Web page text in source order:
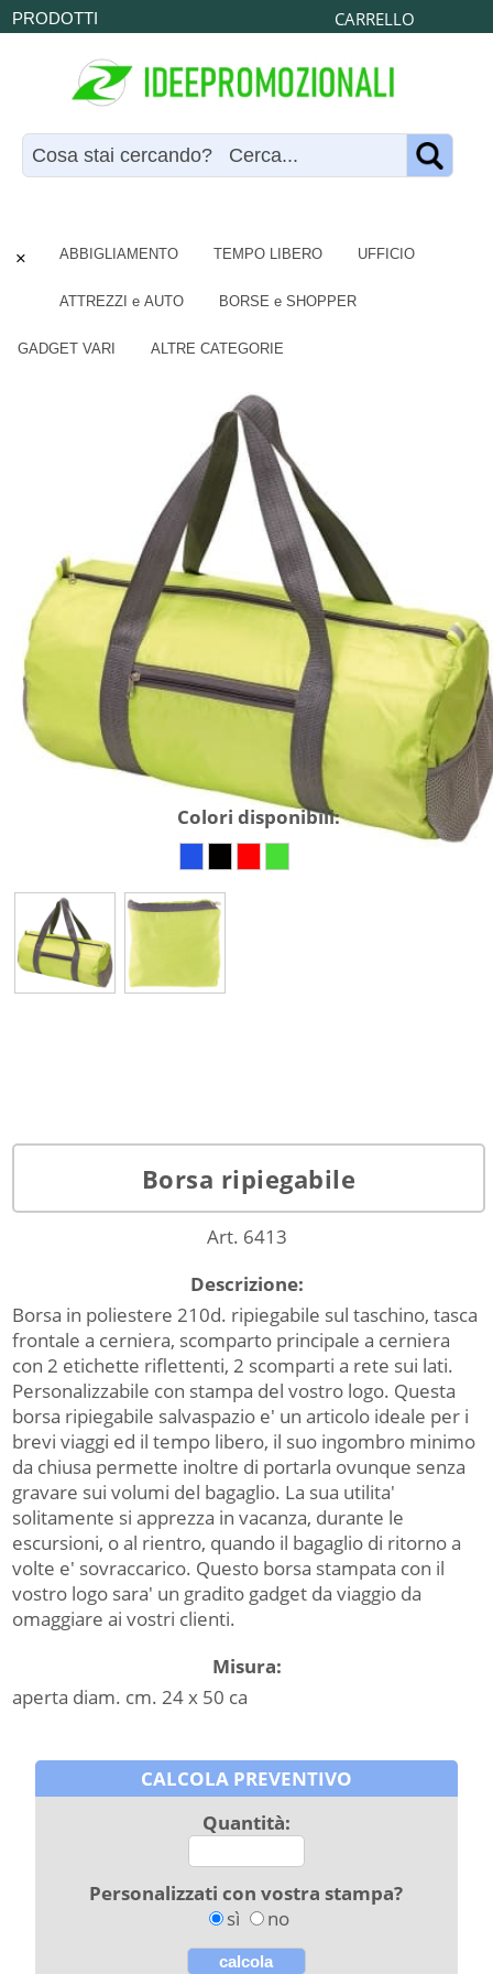
CARRELLO
× ABBIGLIAMENTO TEMPO LIBERO UFFICIO
ATTREZZI e AUTO BORSE e SHOPPER
GADGET VARI ALTRE CATEGORIE
PRODOTTI
Borsa ripiegabile
Art. 6413
Descrizione:
Borsa in poliestere 210d. ripiegabile sul taschino, tasca
frontale a cerniera, scomparto principale a cerniera
con 2 etichette riflettenti, 2 scomparti a rete sui lati.
Personalizzabile con stampa del vostro logo. Questa
borsa ripiegabile salvaspazio e' un articolo ideale per i
brevi viaggi ed il tempo libero, il suo ingombro minimo
da chiusa permette inoltre di portarla ovunque senza
gravare sui volumi del bagaglio. La sua utilita'
solitamente si apprezza in vacanza, durante le
escursioni, o al rientro, quando il bagaglio di ritorno a
volte e' sovraccarico. Questo borsa stampata con il
vostro logo sara' un gradito gadget da viaggio da
omaggiare ai vostri clienti.
Colori disponibili:
Misura:
aperta diam. cm. 24 x 50 ca
CALCOLA PREVENTIVO
Quantità:
Personalizzati con vostra stampa?
sì
no